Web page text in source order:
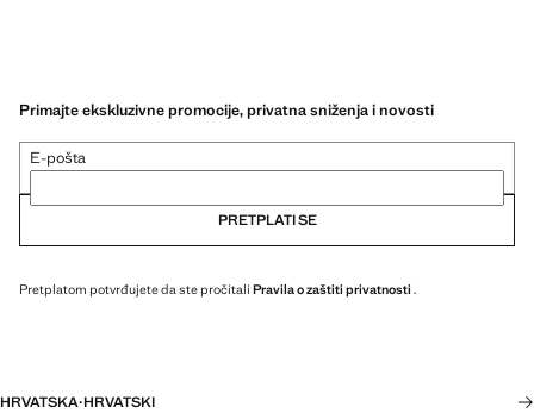
Primajte ekskluzivne promocije, privatna sniženja i novosti
E-pošta
PRETPLATI SE
Pretplatom potvrđujete da ste pročitali Pravila o zaštiti privatnosti .
HRVATSKA·HRVATSKI